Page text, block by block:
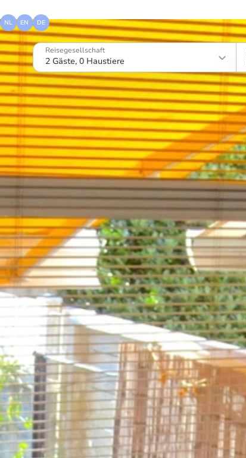
NL EN DE
Reisegesellschaft
2 Gäste, 0 Haustiere